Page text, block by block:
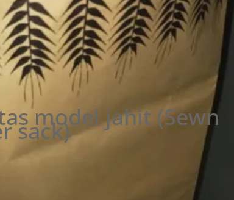
model jahit (Sewn
sack)